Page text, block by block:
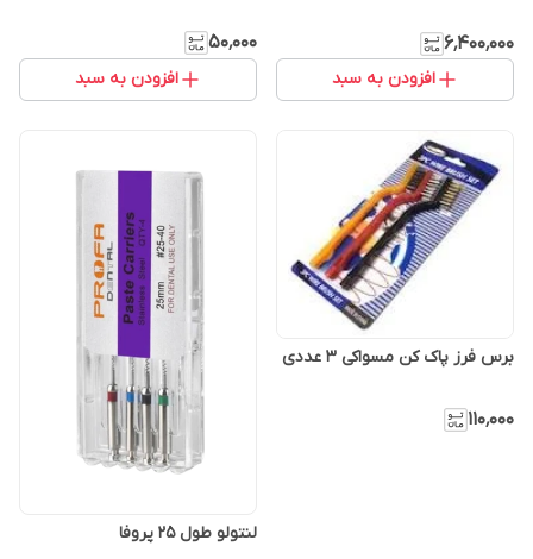
۶٬۴۰۰٬۰۰۰
افزودن به سبد
۵۰٬۰۰۰
افزودن به سبد
برس فرز پاک کن مسواکی ۳ عددی
۱۱۰٬۰۰۰
لنتولو طول 25 پروفا